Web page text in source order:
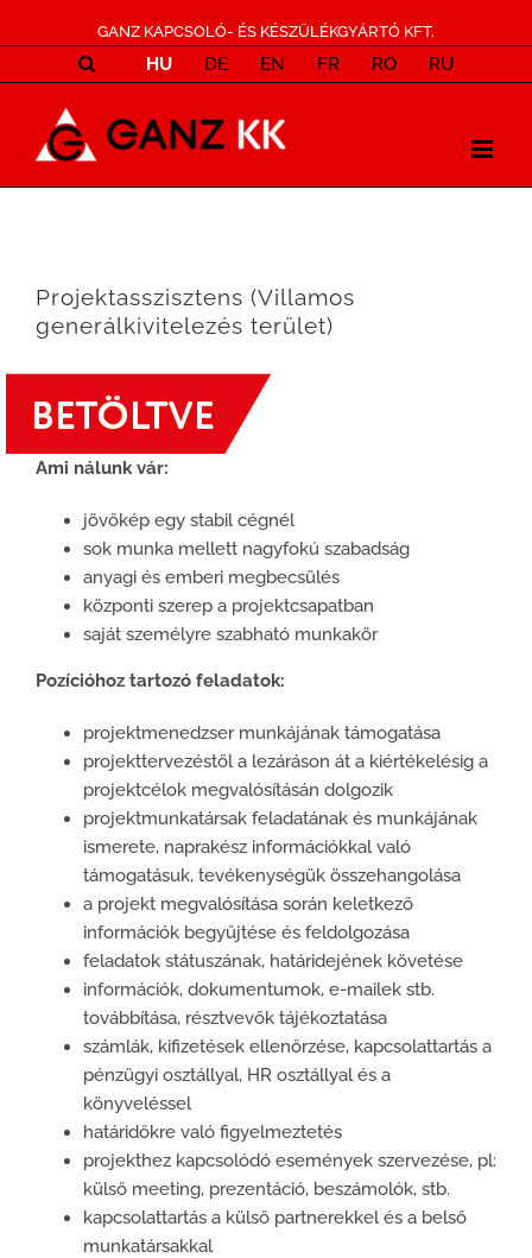
GANZ KAPCSOLÓ- ÉS KÉSZÜLÉKGYÁRTÓ KFT.
HU DE EN FR RO RU
Projektasszisztens (Villamos
generálkivitelezés terület)
Ami nálunk vár:
jövőkép egy stabil cégnél
sok munka mellett nagyfokú szabadság
anyagi és emberi megbecsülés
központi szerep a projektcsapatban
saját személyre szabható munkakör
Pozícióhoz tartozó feladatok:
projektmenedzser munkájának támogatása
projekttervezéstől a lezáráson át a kiértékelésig a
projektcélok megvalósításán dolgozik
projektmunkatársak feladatának és munkájának
ismerete, naprakész információkkal való
támogatásuk, tevékenységük összehangolása
a projekt megvalósítása során keletkező
információk begyűjtése és feldolgozása
feladatok státuszának, határidejének követése
információk, dokumentumok, e-mailek stb.
továbbítása, résztvevők tájékoztatása
számlák, kifizetések ellenőrzése, kapcsolattartás a
pénzügyi osztállyal, HR osztállyal és a
könyveléssel
határidőkre való figyelmeztetés
projekthez kapcsolódó események szervezése, pl:
külső meeting, prezentáció, beszámolók, stb.
kapcsolattartás a külső partnerekkel és a belső
munkatársakkal